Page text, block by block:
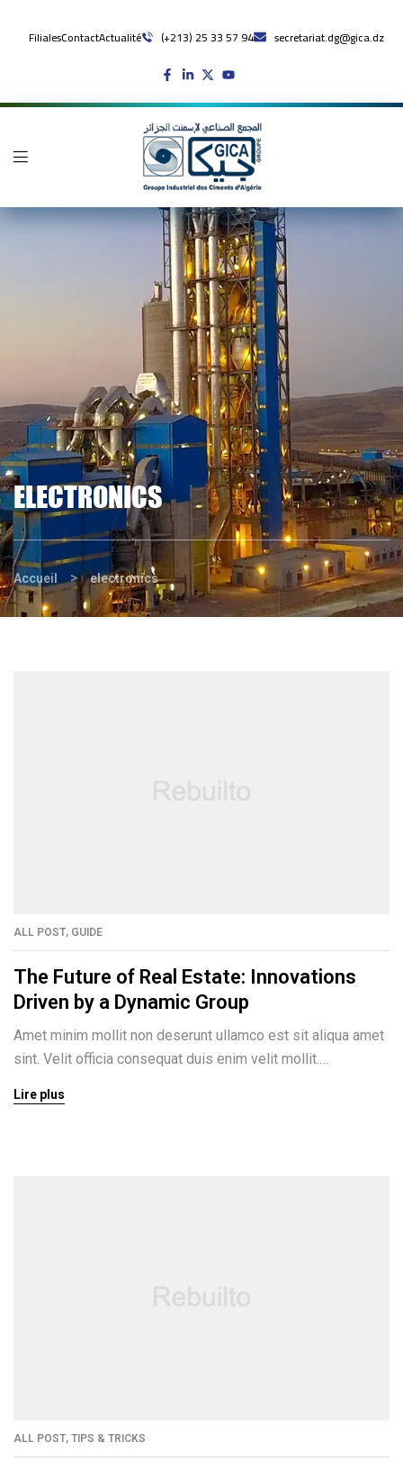
FilialesContactActualité (+213) 25 33 57 94 secretariat.dg@gica.dz
ELECTRONICS
Accueil > electronics
ALL POST, GUIDE
The Future of Real Estate: Innovations
Driven by a Dynamic Group
Amet minim mollit non deserunt ullamco est sit aliqua amet
sint. Velit officia consequat duis enim velit mollit.
Lire plus
ALL POST, TIPS & TRICKS